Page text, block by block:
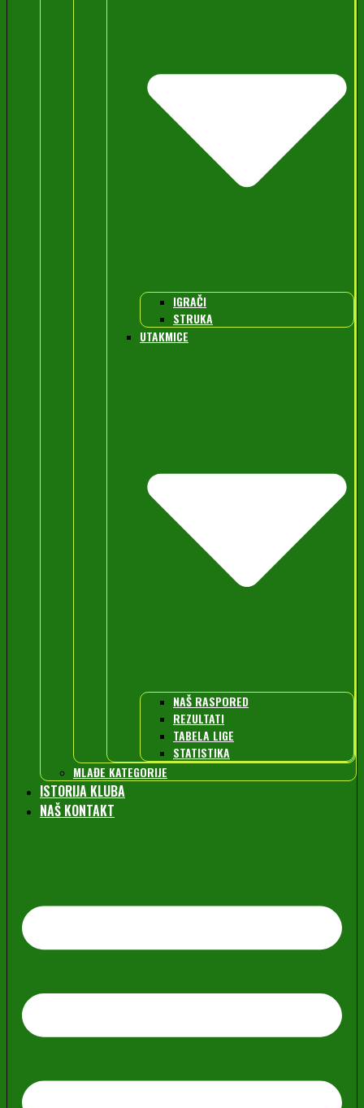
IGRAČI
STRUKA
UTAKMICE
NAŠ RASPORED
REZULTATI
TABELA LIGE
STATISTIKA
MLAĐE KATEGORIJE
ISTORIJA KLUBA
NAŠ KONTAKT